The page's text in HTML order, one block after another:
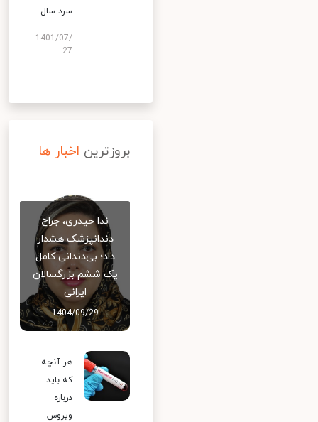
سرد سال
1401/07/
27
بروزترین اخبار ها
ندا حیدری، جراح
دندانپزشک هشدار
داد؛ بی‌دندانی کامل
یک ششم بزرگسالان
ایرانی
1404/09/29
هر آنچه
که باید
درباره
ویروس